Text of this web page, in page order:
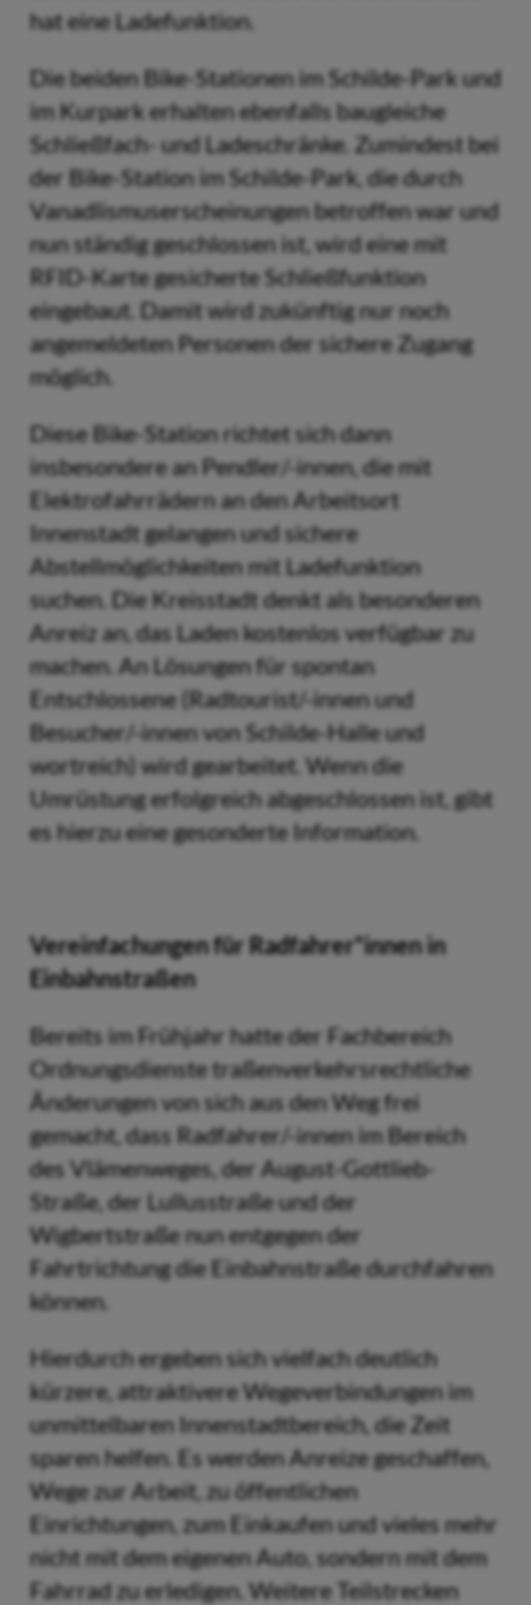
hat eine Ladefunktion.
Die beiden Bike-Stationen im Schilde-Park und
im Kurpark erhalten ebenfalls baugleiche
Schließfach- und Ladeschränke. Zumindest bei
der Bike-Station im Schilde-Park, die durch
Vanadlismuserscheinungen betroffen war und
nun ständig geschlossen ist, wird eine mit
RFID-Karte gesicherte Schließfunktion
eingebaut. Damit wird zukünftig nur noch
angemeldeten Personen der sichere Zugang
möglich.
Diese Bike-Station richtet sich dann
insbesondere an Pendler/-innen, die mit
Elektrofahrrädern an den Arbeitsort
Innenstadt gelangen und sichere
Abstellmöglichkeiten mit Ladefunktion
suchen. Die Kreisstadt denkt als besonderen
Anreiz an, das Laden kostenlos verfügbar zu
machen. An Lösungen für spontan
Entschlossene (Radtourist/-innen und
Besucher/-innen von Schilde-Halle und
wortreich) wird gearbeitet. Wenn die
Umrüstung erfolgreich abgeschlossen ist, gibt
es hierzu eine gesonderte Information.
Vereinfachungen für Radfahrer*innen in
Einbahnstraßen
Bereits im Frühjahr hatte der Fachbereich
Ordnungsdienste traßenverkehrsrechtliche
Änderungen von sich aus den Weg frei
gemacht, dass Radfahrer/-innen im Bereich
des Vlämenweges, der August-Gottlieb-
Straße, der Lullusstraße und der
Wigbertstraße nun entgegen der
Fahrtrichtung die Einbahnstraße durchfahren
können.
Hierdurch ergeben sich vielfach deutlich
kürzere, attraktivere Wegeverbindungen im
unmittelbaren Innenstadtbereich, die Zeit
sparen helfen. Es werden Anreize geschaffen,
Wege zur Arbeit, zu öffentlichen
Einrichtungen, zum Einkaufen und vieles mehr
nicht mit dem eigenen Auto, sondern mit dem
Fahrrad zu erledigen. Weitere Teilstrecken